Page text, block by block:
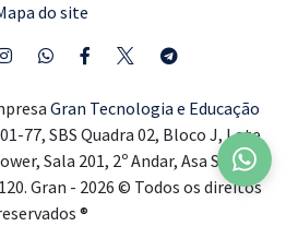
do site
Gran Tecnologia e Educação
77, SBS Quadra 02, Bloco J, Lote
Sala 201, 2º Andar, Asa Sul,
Gran - 2026 © Todos os direitos
®